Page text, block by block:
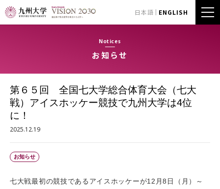
日本語 ENGLISH
Notices
お知らせ
第６５回 全国七大学総合体育大会（七大
戦）アイスホッケー競技で九州大学は4位
に！
2025.12.19
お知らせ
七大戦最初の競技であるアイスホッケーが12月8日（月）～